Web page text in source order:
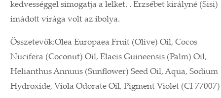
kedvességgel simogatja a lelket. . Erzsébet királyné (Sisi)
imádott virága volt az ibolya.
Összetevők:Olea Europaea Fruit (Olive) Oil, Cocos
Nucifera (Coconut) Oil, Elaeis Guineensis (Palm) Oil,
Helianthus Annuus (Sunflower) Seed Oil, Aqua, Sodium
Hydroxide, Viola Odorate Oil, Pigment Violet (CI 77007)